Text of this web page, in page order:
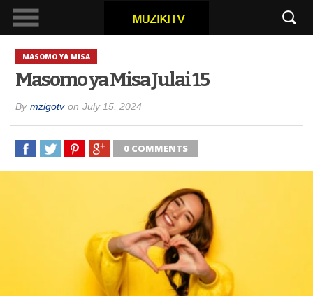
MASOMO YA MISA
Masomo ya Misa Julai 15
By mzigotv on July 15, 2024
0 COMMENTS